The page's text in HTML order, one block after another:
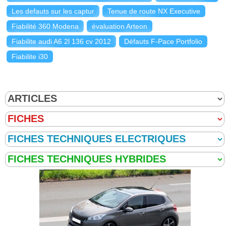
Les defauts sur les captur
Tenue de route NX Executive
Fiabilité 360 Modena
évaluation Arteon
Fiabilite audi A6 2l 136 cv 2012
Défauts F-Pace Portfolio
Fiabilite i30